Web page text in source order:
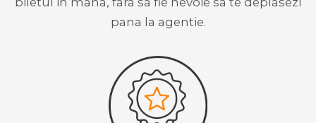
pana la agentie.